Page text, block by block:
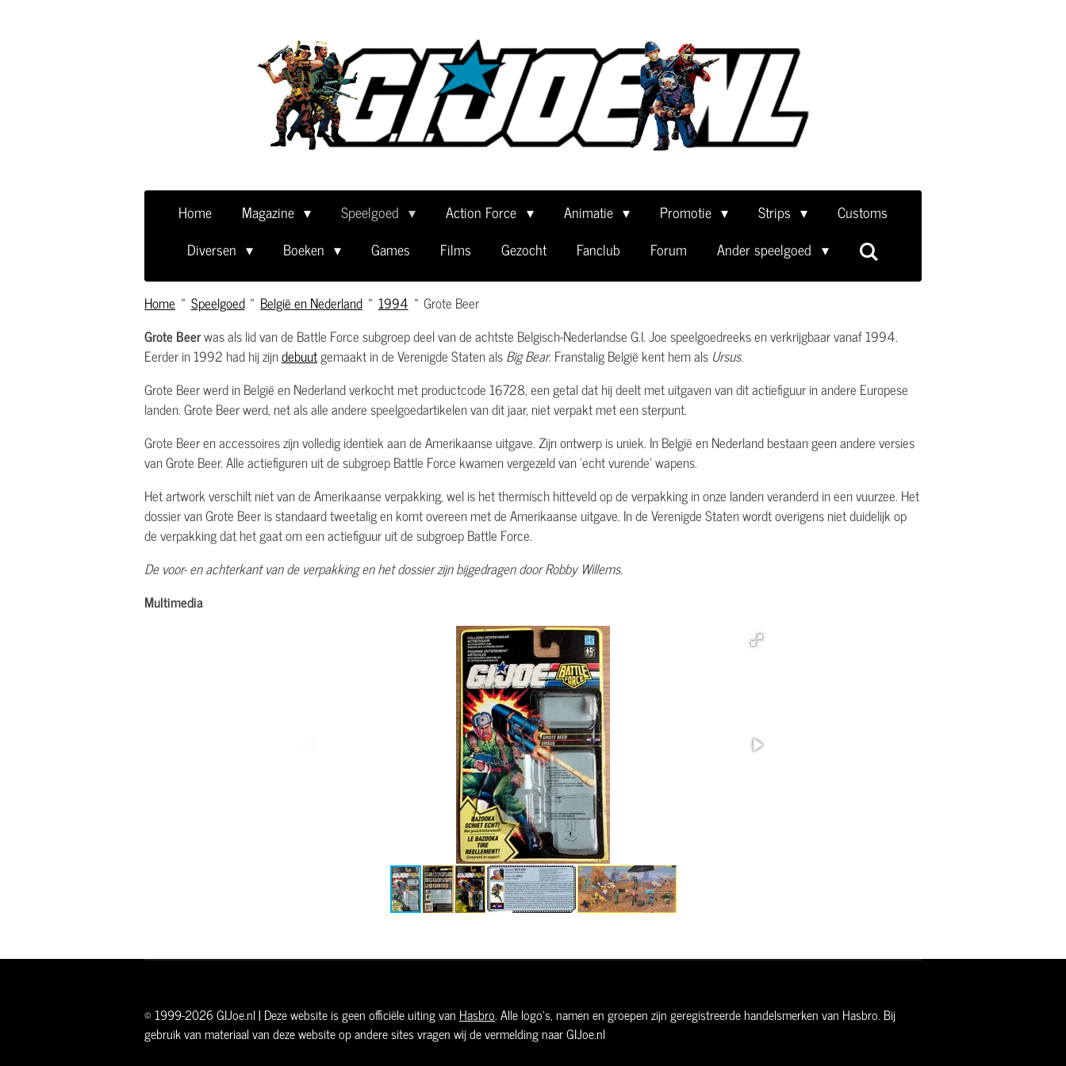
Home Magazine Speelgoed Action Force Animatie Promotie Strips
Customs
Diversen
Boeken Games Films Gezocht Fanclub Forum Ander speelgoed
Home » Speelgoed » België en Nederland » 1994 » Grote Beer
Grote Beerwas als lid van de Battle Force subgroep deel van de achtste Belgisch-Nederlandse G.I. Joe speelgoedreeks en verkrijgbaar vanaf 1994.
Eerder in 1992 had hij zijndebuutgemaakt in de Verenigde Staten alsBig Bear. Franstalig België kent hem als Ursus.
Grote Beer werd in België en Nederland verkocht met productcode 16728, een getal dat hij deelt met uitgaven van dit actiefiguur in andere Europese
landen. Grote Beer werd, net als alle andere speelgoedartikelen van dit jaar, niet verpakt met een sterpunt.
Grote Beer en accessoires zijn volledig identiek aan de Amerikaanse uitgave. Zijn ontwerp is uniek. In België en Nederland bestaan geen andere versies
van Grote Beer. Alle actiefiguren uit de subgroep Battle Force kwamen vergezeld van 'echt vurende' wapens.
Het artwork verschilt niet van de Amerikaanse verpakking, wel is het thermisch hitteveld op de verpakking in onze landen veranderd in een vuurzee. Het
dossier van Grote Beer is standaard tweetalig en komt overeen met de Amerikaanse uitgave. In de Verenigde Staten wordt overigens niet duidelijk op
de verpakking dat het gaat om een actiefiguur uit de subgroep Battle Force.
De voor- en achterkant van de verpakking en het dossier zijn bijgedragen door Robby Willems.
Multimedia
© 1999-2026 GIJoe.nl | Deze website is geen officiële uiting van Hasbro. Alle logo's, namen en groepen zijn geregistreerde handelsmerken van Hasbro. Bij
gebruik van materiaal van deze website op andere sites vragen wij de vermelding naar GIJoe.nl